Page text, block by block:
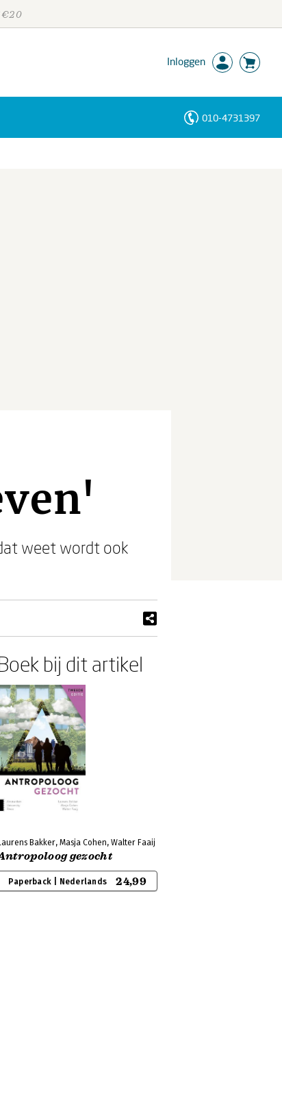
€20
Inloggen
010-4731397
weet wordt ook
bij dit artikel
Bakker, Masja Cohen, Walter Faaij
gezocht
Paperback | Nederlands 24,99